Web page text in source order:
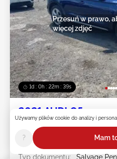
1d : 0h : 22m : 36s
Przesuń w prawo,
więcej zdjęć
2021 AUDI Q5
Nr pojazdu:
45******
Przebieg:
53,853 mile
Uszkodzenie:
Typ dokumentu:
Salvage
Używamy plików cookie do analizy i
? Mam